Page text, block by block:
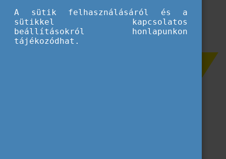
A sütik felhasználásáról és a
sütikkel kapcsolatos
beállításokról honlapunkon
tájékozódhat.